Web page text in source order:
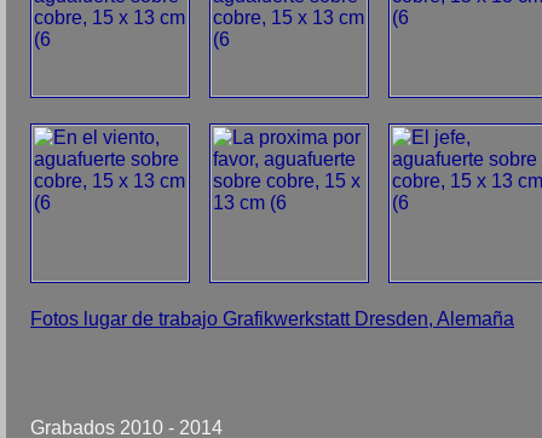
Fotos lugar de trabajo Grafikwerkstatt Dresden, Alemaña
Grabados 2010 - 2014